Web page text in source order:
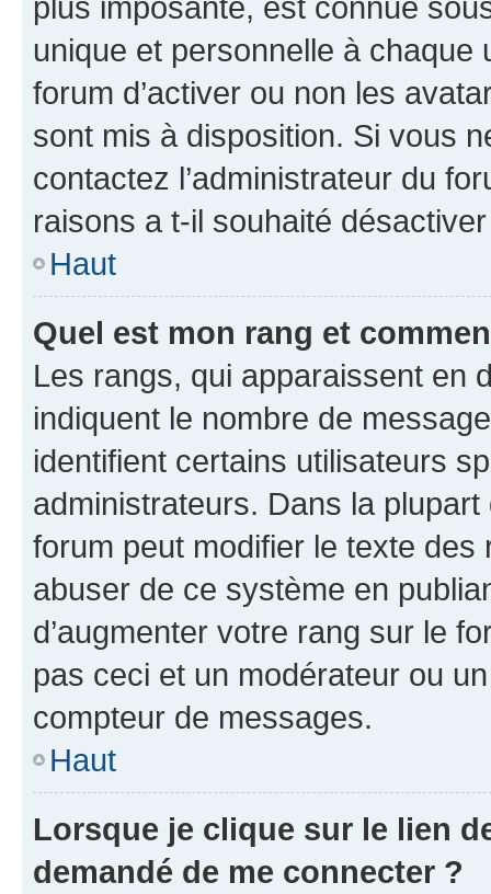
unique et personnelle à chaque
forum d’activer ou non les
sont mis à disposition. Si vous
contactez l’administrateur du
raisons a t-il souhaité
Haut
Quel est mon rang et
Les rangs, qui apparaissent en
indiquent le nombre de
identifient certains utilisateurs
administrateurs. Dans la
forum peut modifier le texte
abuser de ce système en
d’augmenter votre rang sur le
pas ceci et un modérateur ou
compteur de messages.
Haut
Lorsque je clique sur le lien
demandé de me connecter ?